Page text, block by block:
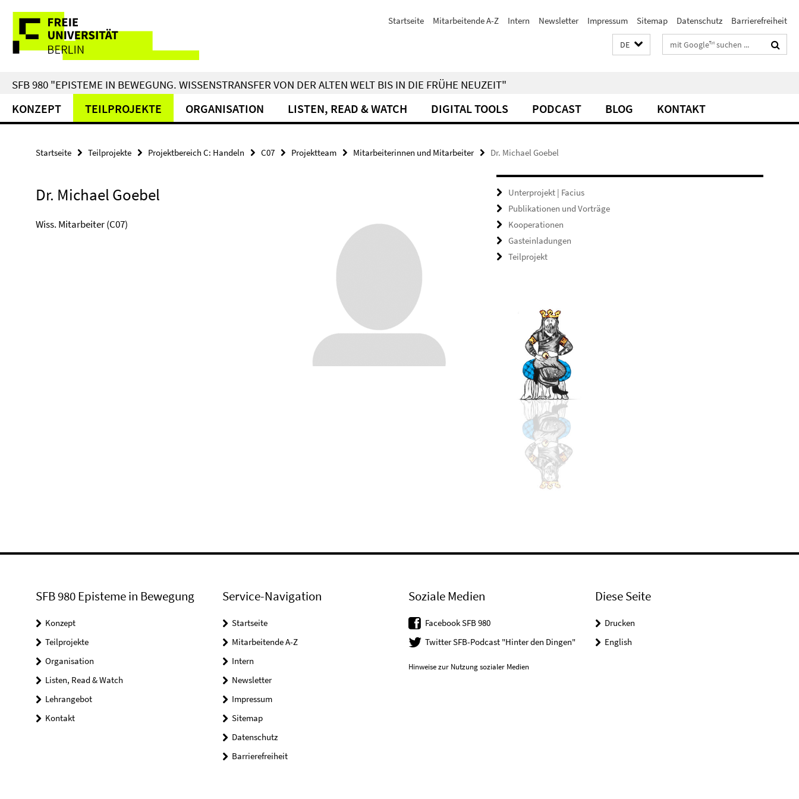
direkt
Inhalt
Service-
Navigation
Startseite Mitarbeitende A-Z Intern Newsletter Impressum Sitemap Datenschutz Barrierefreiheit
DE Suchbegriffe
SFB 980 "EPISTEME IN BEWEGUNG. WISSENSTRANSFER VON DER ALTEN WELT BIS IN DIE FRÜHE NEUZEIT"
KONZEPT TEILPROJEKTE ORGANISATION LISTEN, READ & WATCH DIGITAL TOOLS PODCAST BLOG KONTAKT
Startseite Teilprojekte Projektbereich C: Handeln C07 Projektteam Mitarbeiterinnen und Mitarbeiter Dr. Michael Goebel
Dr. Michael Goebel
Wiss. Mitarbeiter (C07)
Unterprojekt | Facius
Publikationen und Vorträge
Kooperationen
Gasteinladungen
Teilprojekt
SFB 980 Episteme in Bewegung
Konzept
Teilprojekte
Organisation
Listen, Read & Watch
Lehrangebot
Kontakt
Service-Navigation
Startseite
Mitarbeitende A-Z
Intern
Newsletter
Impressum
Sitemap
Datenschutz
Barrierefreiheit
Soziale Medien
Facebook SFB 980
Twitter SFB-Podcast "Hinter den Dingen"
Hinweise zur Nutzung sozialer Medien
Diese Seite
Drucken
English